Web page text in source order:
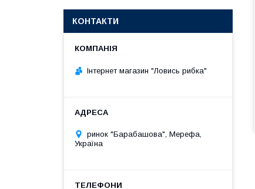
КОНТАКТИ
Інтернет магазин "Ловись рибка"
ринок "Барабашова", Мерефа,
Україна